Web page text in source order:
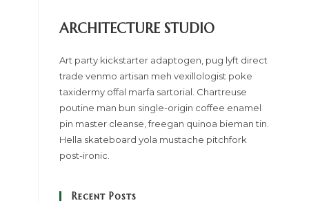
ARCHITECTURE STUDIO
Art party kickstarter adaptogen, pug lyft direct
trade venmo artisan meh vexillologist poke
taxidermy offal marfa sartorial. Chartreuse
poutine man bun single-origin coffee enamel
pin master cleanse, freegan quinoa bieman tin.
Hella skateboard yola mustache pitchfork
post-ironic.
Recent Posts